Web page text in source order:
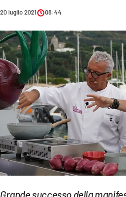
SOCIETÀ
CULTURA
ECONOMIA E LAVORO
EVENTI
SPORT
Streaming
LAC TV
LAC NETWORK
20 luglio 2021 08:44
Grande successo della